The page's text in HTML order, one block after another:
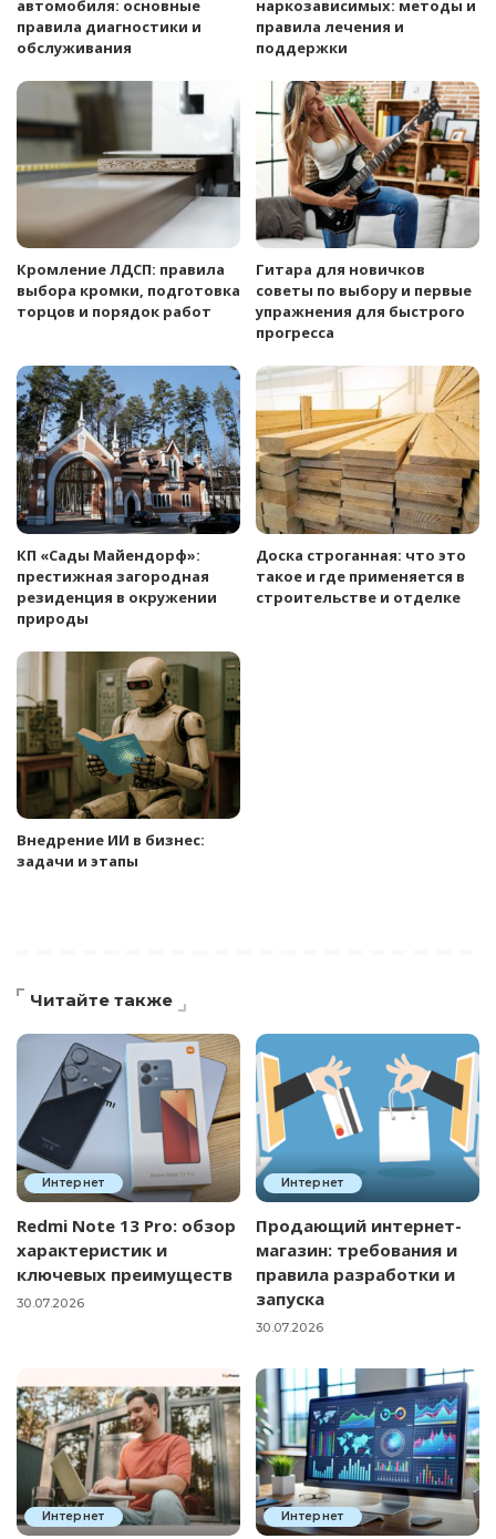
автомобиля: основные
правила диагностики и
обслуживания
наркозависимых: методы и
правила лечения и
поддержки
Кромление ЛДСП: правила
выбора кромки, подготовка
торцов и порядок работ
Гитара для новичков
советы по выбору и первые
упражнения для быстрого
прогресса
КП «Сады Майендорф»:
престижная загородная
резиденция в окружении
природы
Доска строганная: что это
такое и где применяется в
строительстве и отделке
Внедрение ИИ в бизнес:
задачи и этапы
Читайте также
Интернет
Redmi Note 13 Pro: обзор
характеристик и
ключевых преимуществ
30.07.2026
Интернет
Продающий интернет-
магазин: требования и
правила разработки и
запуска
30.07.2026
Интернет Интернет